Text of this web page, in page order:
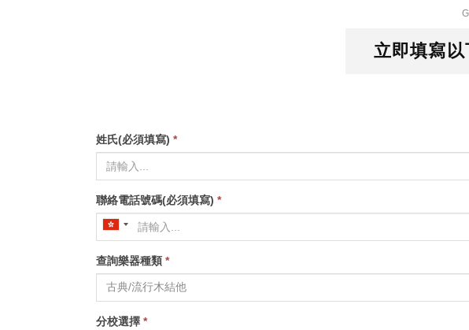
立即填寫
姓氏(必須填寫) *
聯絡電話號碼(必須填寫) *
查詢樂器種類 *
分校選擇 *